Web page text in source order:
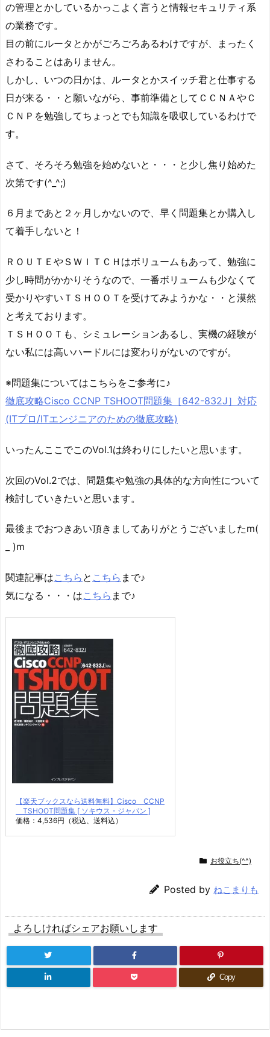
の管理とかしているかっこよく言うと情報セキュリティ系
の業務です。
目の前にルータとかがごろごろあるわけですが、まったく
さわることはありません。
しかし、いつの日かは、ルータとかスイッチ君と仕事する
日が来る・・と願いながら、事前準備としてＣＣＮＡやＣ
ＣＮＰを勉強してちょっとでも知識を吸収しているわけで
す。
さて、そろそろ勉強を始めないと・・・と少し焦り始めた
次第です(^_^;)
６月まであと２ヶ月しかないので、早く問題集とか購入し
て着手しないと！
ＲＯＵＴＥやＳＷＩＴＣＨはボリュームもあって、勉強に
少し時間がかかりそうなので、一番ボリュームも少なくて
受かりやすいＴＳＨＯＯＴを受けてみようかな・・と漠然
と考えております。
ＴＳＨＯＯＴも、シミュレーションあるし、実機の経験が
ない私には高いハードルには変わりがないのですが。
※問題集についてはこちらをご参考に♪
徹底攻略Cisco CCNP TSHOOT問題集［642-832J］対応
(ITプロ/ITエンジニアのための徹底攻略)
いったんここでこのVol.1は終わりにしたいと思います。
次回のVol.2では、問題集や勉強の具体的な方向性について
検討していきたいと思います。
最後までおつきあい頂きましてありがとうございましたm(
_ )m
関連記事はこちら と こちら まで♪
気になる・・・はこちら まで♪
【楽天ブックスなら送料無料】Cisco CCNP
TSHOOT問題集 [ ソキウス・ジャパン ]
価格：4,536円（税込、送料込）
お役立ち(^^)
Posted by ねこまりも
よろしければシェアお願いします
Copy